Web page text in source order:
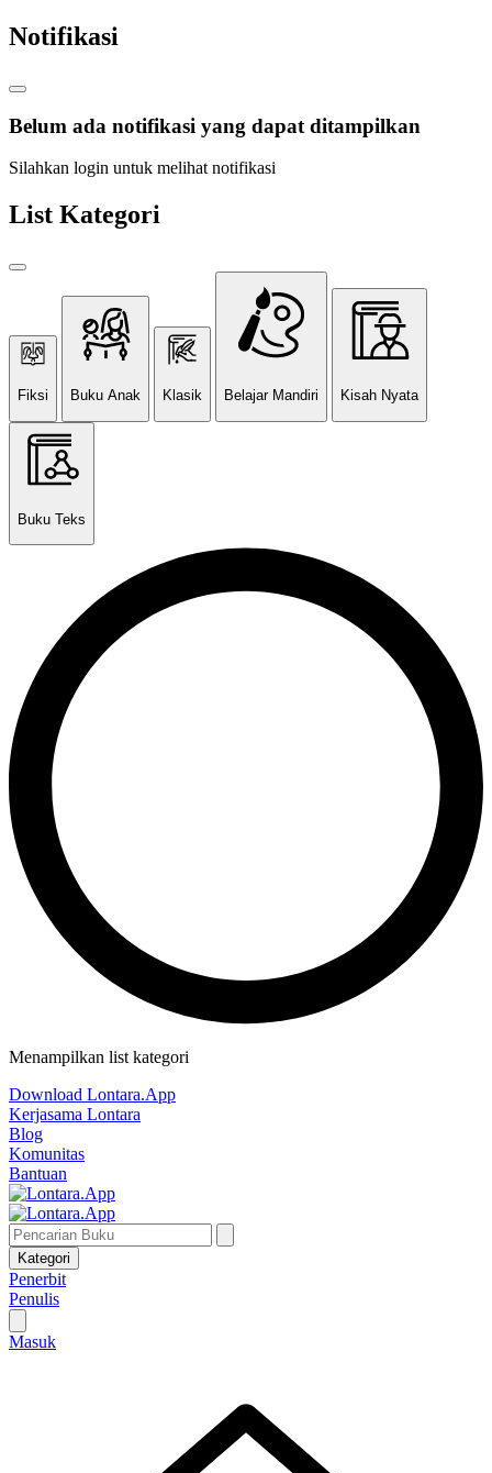
Notifikasi
Belum ada notifikasi yang dapat ditampilkan
Silahkan login untuk melihat notifikasi
List Kategori
Fiksi Buku Anak Klasik Belajar Mandiri Kisah Nyata
Buku Teks
Menampilkan list kategori
Download Lontara.App
Kerjasama Lontara
Blog
Komunitas
Bantuan
Kategori
Penerbit
Penulis
Masuk